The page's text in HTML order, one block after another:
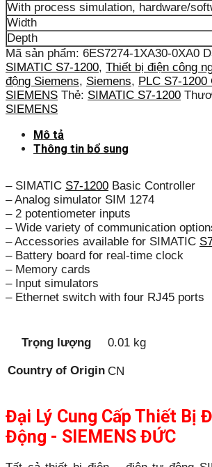
With process simulation, hardware/
Width
Depth
Mã sản phẩm: 6ES7274-1XA30-0XA0
SIMATIC S7-1200, Thiết bị điện công
động Siemens, Siemens, PLC S7-
SIEMENS Thẻ: SIMATIC S7-1200
SIEMENS
Mô tả
Thông tin bổ sung
– SIMATIC S7-1200 Basic Controller
– Analog simulator SIM 1274
– 2 potentiometer inputs
– Wide variety of communication
– Accessories available for SIMATIC
– Battery board for real-time clock
– Memory cards
– Input simulators
– Ethernet switch with four RJ45 ports
Trọng lượng 0.01 kg
Country of Origin CN
Đại Lý Cung Cấp Thiết Bị
Động - SIEMENS ĐỨC